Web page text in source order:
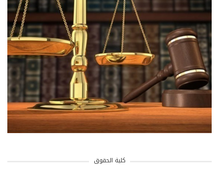
كلية الحقوق